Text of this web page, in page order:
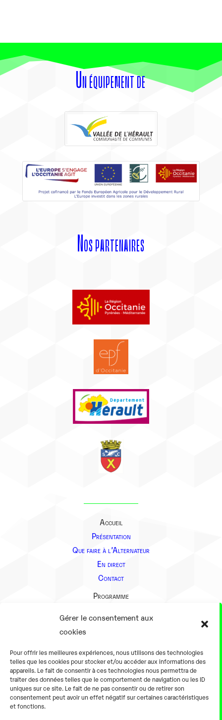
Gérer le consentement aux
cookies
Pour offrir les meilleures expériences, nous utilisons des technologies
telles que les cookies pour stocker et/ou accéder aux informations des
appareils. Le fait de consentir à ces technologies nous permettra de
traiter des données telles que le comportement de navigation ou les ID
uniques sur ce site. Le fait de ne pas consentir ou de retirer son
consentement peut avoir un effet négatif sur certaines caractéristiques
et fonctions.
Un équipement de
Nos partenaires
Accueil
Présentation
Que faire à l’Alternateur
En direct
Contact
Programme
Présentation
En pratique
Tarifs et horaires
Salles
Équipements numériques